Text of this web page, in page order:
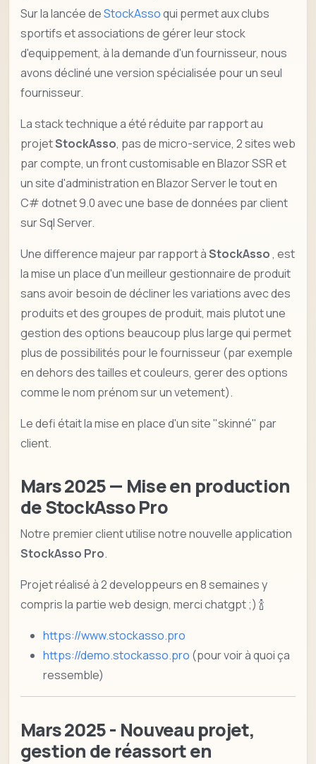
Sur la lancée deStockAssoqui permet aux clubs
sportifs et associations de gérer leur stock
d'equippement, à la demande d'un fournisseur, nous
avons décliné une version spécialisée pour un seul
fournisseur.
La stack technique a été réduite par rapport au
projetStockAsso, pas de micro-service, 2 sites web
par compte, un front customisable en Blazor SSR et
un site d'administration en Blazor Server le tout en
C# dotnet 9.0 avec une base de données par client
sur Sql Server.
Une difference majeur par rapport àStockAsso, est
la mise un place d'un meilleur gestionnaire de produit
sans avoir besoin de décliner les variations avec des
produits et des groupes de produit, mais plutot une
gestion des options beaucoup plus large qui permet
plus de possibilités pour le fournisseur (par exemple
en dehors des tailles et couleurs, gerer des options
comme le nom prénom sur un vetement).
Le defi était la mise en place d'un site "skinné" par
client.
Mars 2025 — Mise en production
deStockAsso Pro
Notre premier client utilise notre nouvelle application
StockAsso Pro.
Projet réalisé à 2 developpeurs en 8 semaines y
compris la partie web design, merci chatgpt ;) 🍾
https://www.stockasso.pro
https://demo.stockasso.pro (pour voir à quoi ça
ressemble)
Mars 2025 - Nouveau projet,
gestion de réassort en